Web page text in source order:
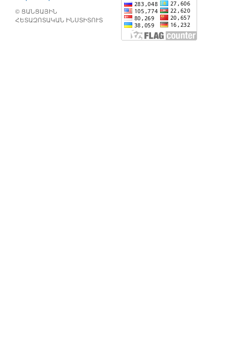
© ՑԱՆՑԱՅԻՆ
ՀԵՏԱԶՈՏԱԿԱՆ ԻՆՍՏԻՏՈՒՏ